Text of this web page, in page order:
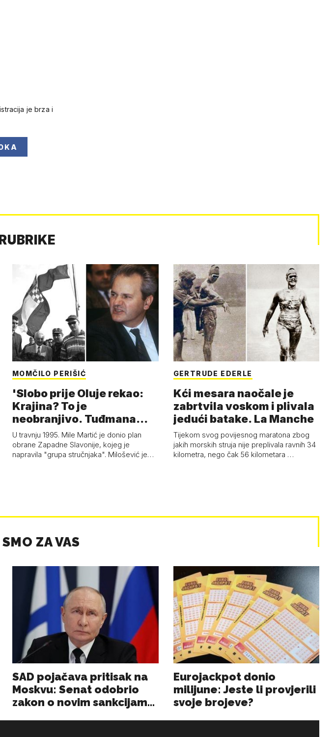
je brza i
MOMČILO PERIŠIĆ
'Slobo prije Oluje rekao:
Krajina? To je
neobranjivo. Tuđmana
zvao Krivousti'
U travnju 1995. Mile Martić je donio plan
obrane Zapadne Slavonije, kojeg je
napravila "grupa stručnjaka". Milošević je…
GERTRUDE EDERLE
Kći mesara naočale je
zabrtvila voskom i plivala
jedući batake. La Manche
Tijekom svog povijesnog maratona zbog
jakih morskih struja nije preplivala ravnih 34
kilometra, nego čak 56 kilometara …